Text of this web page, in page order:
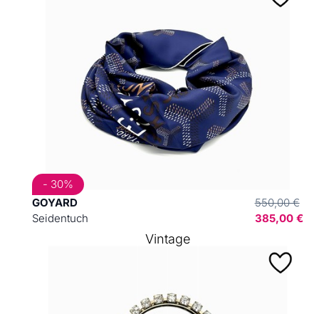
GOYARD
Seidentuch
550,00 €
385,00 €
- 30%
Vintage